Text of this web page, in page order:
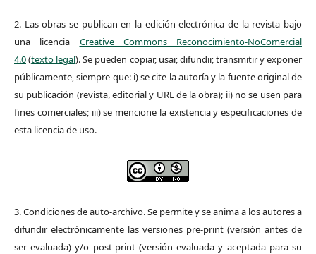
2. Las obras se publican en la edición electrónica de la revista bajo
una licencia Creative Commons Reconocimiento-NoComercial
4.0(texto legal). Se pueden copiar, usar, difundir, transmitir y exponer
públicamente, siempre que: i) se cite la autoría y la fuente original de
su publicación (revista, editorial y URL de la obra); ii) no se usen para
fines comerciales; iii) se mencione la existencia y especificaciones de
esta licencia de uso.
3. Condiciones de auto-archivo. Se permite y se anima a los autores a
difundir electrónicamente las versiones pre-print (versión antes de
ser evaluada) y/o post-print (versión evaluada y aceptada para su